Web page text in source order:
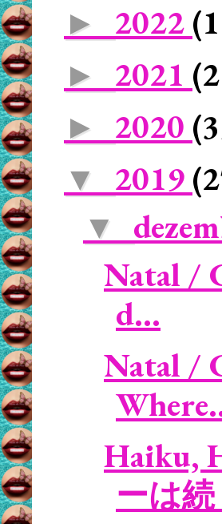
► 2022
► 2021
► 2020
▼ 2019
▼
Natal /
d...
Natal /
Haiku,
ーは